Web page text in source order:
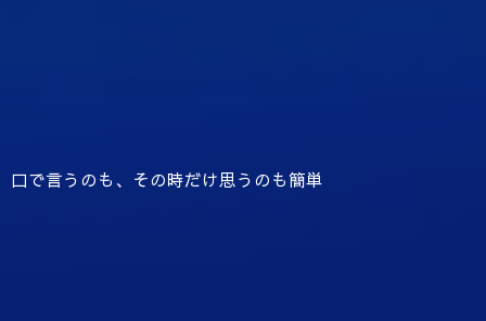
口で言うのも、その時だけ思うのも簡単